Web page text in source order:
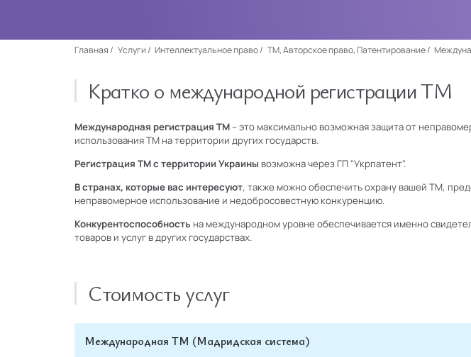
Главная Услуги Интеллектуальное право ТМ, Авторское право, Патентирование
Кратко о международной регистрации ТМ
Международная регистрация ТМ – это максимально возможная защита от
использования ТМ на территории других государств.
Регистрация ТМ с территории Украины возможна через ГП "Укрпатент".
В странах, которые вас интересуют, также можно обеспечить охрану вашей ТМ,
неправомерное использование и недобросовестную конкуренцию.
Конкурентоспособность на международном уровне обеспечивается именно
товаров и услуг в других государствах.
Стоимость услуг
Международная ТМ (Мадридская система)